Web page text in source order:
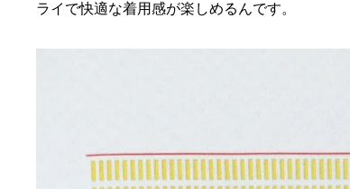
ライで快適な着用感が楽しめるんです。